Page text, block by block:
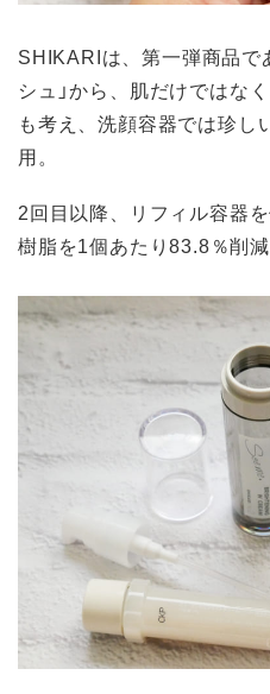
SHIKARIは、第一弾商品で
シュ」から、肌だけではな
も考え、洗顔容器では珍し
用。
2回目以降、リフィル容器
樹脂を1個あたり83.8％削減